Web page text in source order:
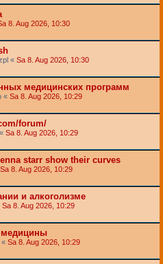
8. Aug 2026, 10:30
« Sa 8. Aug 2026, 10:30
медицинских программ
« Sa 8. Aug 2026, 10:29
forum/
« Sa 8. Aug 2026, 10:29
starr show their curves
Sa 8. Aug 2026, 10:29
и алкоголизме
Sa 8. Aug 2026, 10:29
медицины
« Sa 8. Aug 2026, 10:29